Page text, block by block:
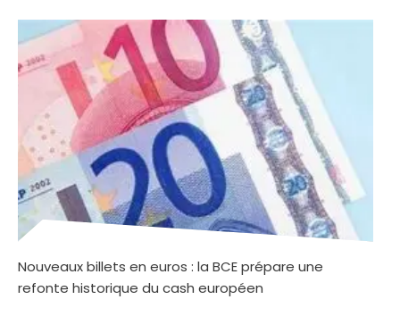
Nouveaux billets en euros : la BCE prépare une
refonte historique du cash européen